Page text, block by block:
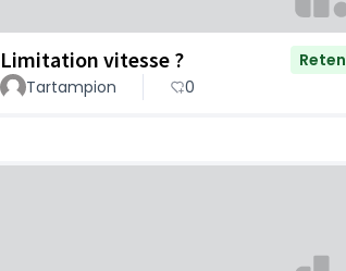
Limitation vitesse ?
Tartampion
0